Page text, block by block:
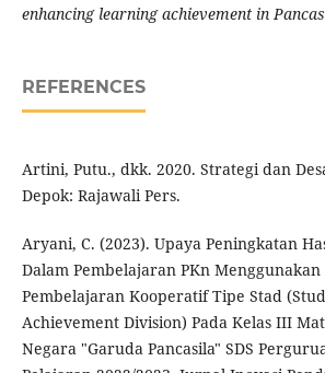
enhancing learning achievement in
REFERENCES
Artini, Putu., dkk. 2020. Strategi dan
Depok: Rajawali Pers.
Aryani, C. (2023). Upaya Peningkatan
Dalam Pembelajaran PKn
Pembelajaran Kooperatif Tipe Stad
Achievement Division) Pada Kelas III
Negara "Garuda Pancasila" SDS